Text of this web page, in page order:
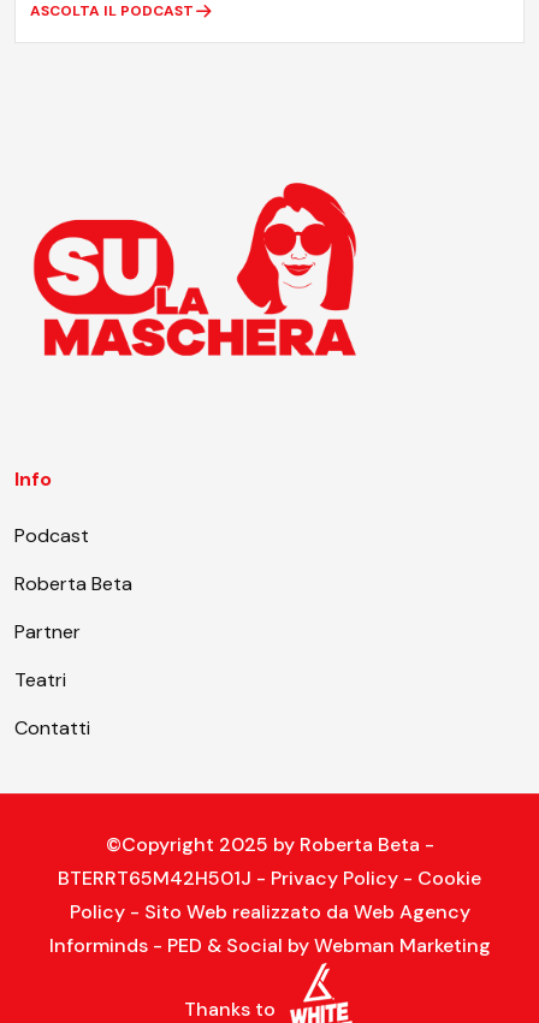
ASCOLTA IL PODCAST
Info
Podcast
Roberta Beta
Partner
Teatri
Contatti
©Copyright 2025 by Roberta Beta -
BTERRT65M42H501J - Privacy Policy - Cookie
Policy- Sito Web realizzato da Web Agency
Informinds- PED & Social byWebman Marketing
Thanks to